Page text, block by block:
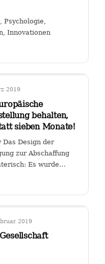
Psychologie,
Innovationen
2019
behalten,
sieben Monate!
Das Design der
zur Abschaffung
Es wurde
2019